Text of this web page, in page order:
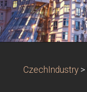
CzechIndustry >